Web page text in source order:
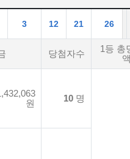
3 12 21 26
당첨자수
1등 총
원
10 명